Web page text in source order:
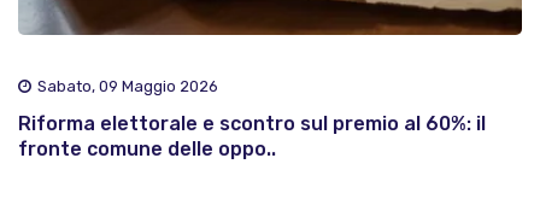
Sabato, 09 Maggio 2026
Riforma elettorale e scontro sul premio al 60%: il
fronte comune delle oppo..